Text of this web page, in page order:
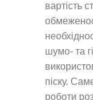
вартість
шумо- та
піску.
роботи